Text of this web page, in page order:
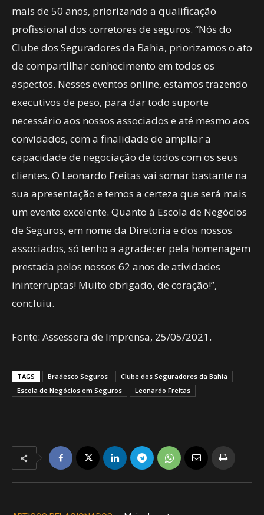
mais de 50 anos, priorizando a qualificação
profissional dos corretores de seguros. “Nós do
Clube dos Seguradores da Bahia, priorizamos o ato
de compartilhar conhecimento em todos os
aspectos. Nesses eventos online, estamos trazendo
executivos de peso, para dar todo suporte
necessário aos nossos associados e até mesmo aos
convidados, com a finalidade de ampliar a
capacidade de negociação de todos com os seus
clientes. O Leonardo Freitas vai somar bastante na
sua apresentação e temos a certeza que será mais
um evento excelente. Quanto à Escola de Negócios
de Seguros, em nome da Diretoria e dos nossos
associados, só tenho a agradecer pela homenagem
prestada pelos nossos 62 anos de atividades
ininterruptas! Muito obrigado, de coração!”,
concluiu.
Fonte: Assessora de Imprensa, 25/05/2021.
TAGS Bradesco Seguros
Clube dos Seguradores da Bahia
Escola de Negócios em Seguros
Leonardo Freitas